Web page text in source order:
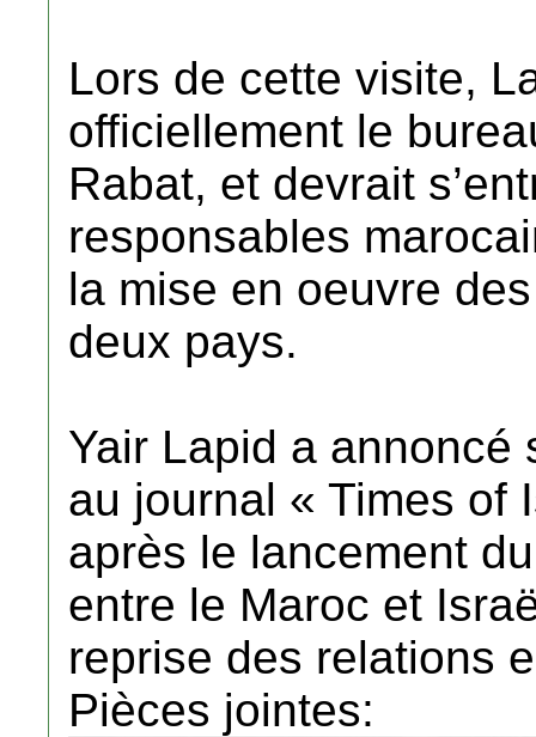
Lors de cette visite,
officiellement le
Rabat, et devrait
responsables
la mise en oeuvre
deux pays.
Yair Lapid a annoncé
au journal « Times of
après le lancement
entre le Maroc et
reprise des relations
Pièces jointes: